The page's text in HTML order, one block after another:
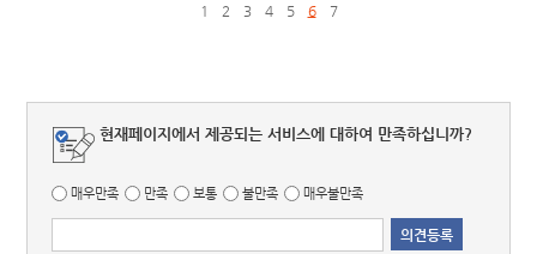
1 2 3 4 5 6 7
현재페이지에서 제공되는 서비스에 대하여 만족하십니까?
매우만족 만족 보통 불만족 매우불만족